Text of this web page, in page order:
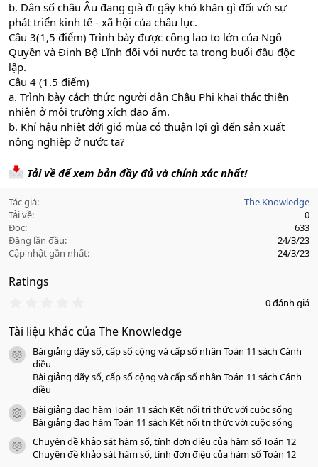
b. Dân số châu Âu đang già đi gây khó khăn gì đối với sự
phát triển kinh tế - xã hội của châu lục.
Câu 3(1,5 điểm) Trình bày được công lao to lớn của Ngô
Quyền và Đinh Bộ Lĩnh đối với nước ta trong buổi đầu độc
lập.
Câu 4 (1.5 điểm)
a. Trình bày cách thức người dân Châu Phi khai thác thiên
nhiên ở môi trường xích đạo ẩm.
b. Khí hậu nhiệt đới gió mùa có thuận lợi gì đến sản xuất
nông nghiệp ở nước ta?
Tải về để xem bản đầy đủ và chính xác nhất!
Tác giả
The Knowledge
Tải về
0
Đọc
633
Đăng lần đầu
24/3/23
Cập nhật gần nhất
24/3/23
Ratings
0
0
a
0 đánh giá
Tài liệu khác của The Knowledge
icon tài liệu
Bài giảng dãy số, cấp số cộng và cấp số nhân Toán 11 sách Cánh
diều
Bài giảng dãy số, cấp số cộng và cấp số nhân Toán 11 sách Cánh
diều
icon tài liệu
Bài giảng đạo hàm Toán 11 sách Kết nối tri thức với cuộc sống
Bài giảng đạo hàm Toán 11 sách Kết nối tri thức với cuộc sống
icon tài liệu
Chuyên đề khảo sát hàm số, tính đơn điệu của hàm số Toán 12
Chuyên đề khảo sát hàm số, tính đơn điệu của hàm số Toán 12